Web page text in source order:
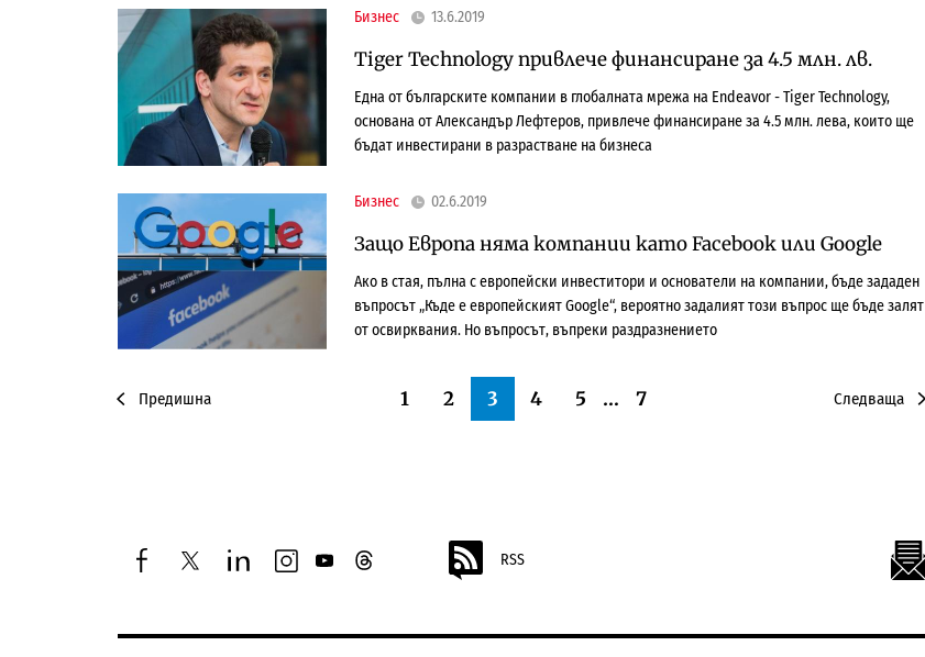
Бизнес 13.6.2019
Tiger Technology привлече финансиране за 4.5 млн. лв.
Една от българските компании в глобалната мрежа на Endeavor - Tiger Technology,
основана от Александър Лефтеров, привлече финансиране за 4.5 млн. лева, които ще
бъдат инвестирани в разрастване на бизнеса
Бизнес 02.6.2019
Защо Европа няма компании като Facebook или Google
Ако в стая, пълна с европейски инвеститори и основатели на компании, бъде зададен
въпросът „Къде е европейският Google“, вероятно задалият този въпрос ще бъде залят
от освирквания. Но въпросът, въпреки раздразнението
Предишна 1 2 3 4 5 … 7 Следваща
facebooktwitterlinkedininstagram
youtubethreads RSS